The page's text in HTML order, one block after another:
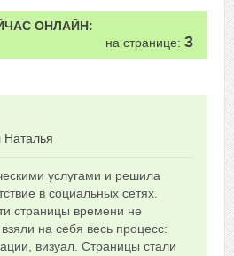
ОНЛАЙН:
на странице: 3
Наталья
Сказать друзьям об отзыве
услугами и решила
в социальных сетях.
страницы времени не
на себя весь процесс:
визуал. Страницы стали